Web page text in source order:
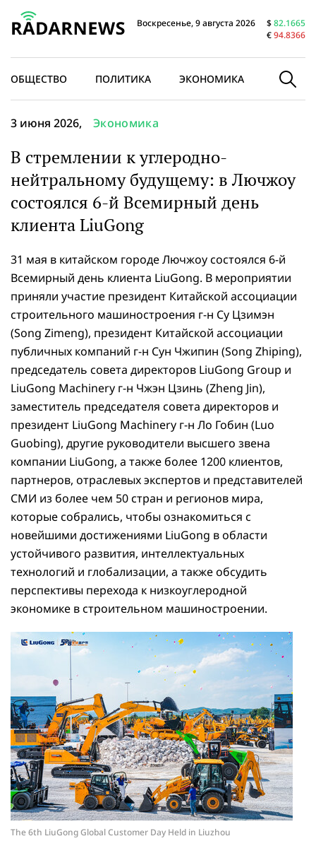
Воскресенье, 9 августа 2026 $82.1665
€94.8366
ОБЩЕСТВО ПОЛИТИКА ЭКОНОМИКА В МИРЕ
3 июня 2026, Экономика
В стремлении к углеродно-
нейтральному будущему: в Лючжоу
состоялся 6-й Всемирный день
клиента LiuGong
31 мая в китайском городе Лючжоу состоялся 6-й
Всемирный день клиента LiuGong. В мероприятии
приняли участие президент Китайской ассоциации
строительного машиностроения г-н Су Цзимэн
(Song Zimeng), президент Китайской ассоциации
публичных компаний г-н Сун Чжипин (Song Zhiping),
председатель совета директоров LiuGong Group и
LiuGong Machinery г-н Чжэн Цзинь (Zheng Jin),
заместитель председателя совета директоров и
президент LiuGong Machinery г-н Ло Гобин (Luo
Guobing), другие руководители высшего звена
компании LiuGong, а также более 1200 клиентов,
партнеров, отраслевых экспертов и представителей
СМИ из более чем 50 стран и регионов мира,
которые собрались, чтобы ознакомиться с
новейшими достижениями LiuGong в области
устойчивого развития, интеллектуальных
технологий и глобализации, а также обсудить
перспективы перехода к низкоуглеродной
экономике в строительном машиностроении.
The 6th LiuGong Global Customer Day Held in Liuzhou